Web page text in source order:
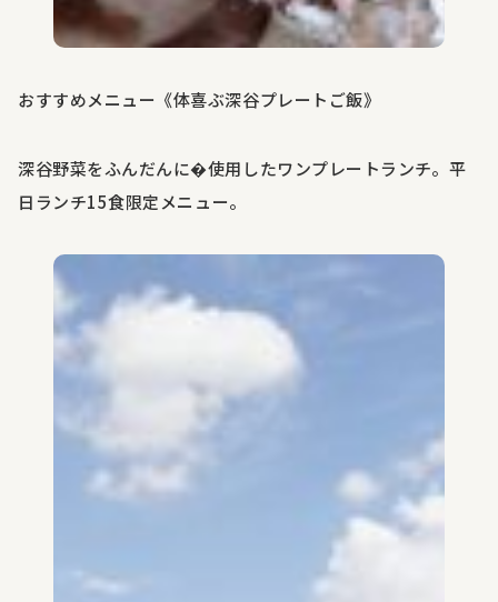
おすすめメニュー《体喜ぶ深谷プレートご飯》
深谷野菜をふんだんに�使用したワンプレートランチ。平
日ランチ15食限定メニュー。